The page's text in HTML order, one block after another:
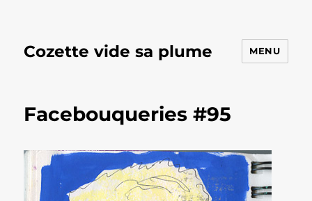
Cozette vide sa plume MENU
Facebouqueries #95